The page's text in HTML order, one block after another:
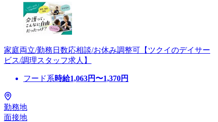
家庭両立/勤務日数応相談/お休み調整可【ツクイのデイサー
ビス/調理スタッフ求人】
フード系時給1,063円〜1,370円
勤務地
面接地